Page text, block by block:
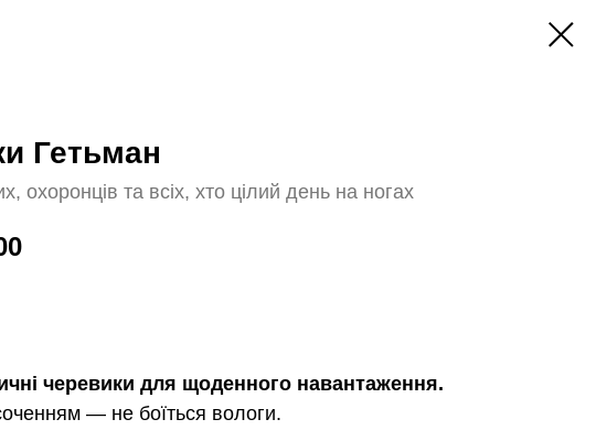
Гетьман
охоронців та всіх, хто цілий день на ногах
черевики для щоденного навантаження.
— не боїться вологи.